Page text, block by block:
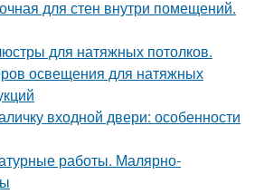
для стен внутри помещений.
для натяжных потолков.
освещения для натяжных
входной двери: особенности
работы. Малярно-